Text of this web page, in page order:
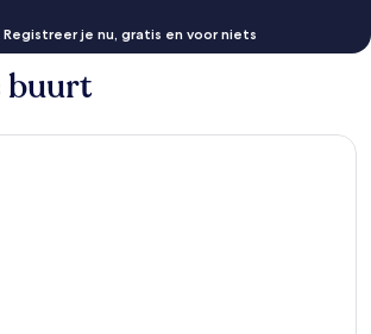
Registreer je nu, gratis en voor niets
buurt